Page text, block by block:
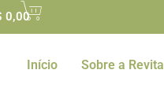
0,00
Início Sobre a Revita